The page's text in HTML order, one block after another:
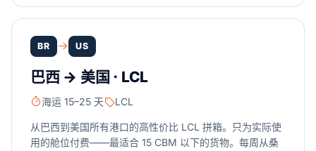
BR US
巴西 → 美国 · LCL
海运 15–25 天 LCL
从巴西到美国所有港口的高性价比 LCL 拼箱。只为实际使
用的舱位付费——最适合 15 CBM 以下的货物。每周从桑